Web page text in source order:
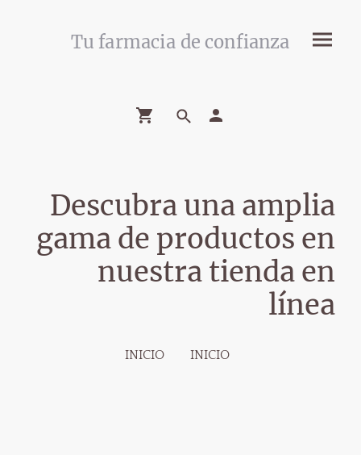
Tu farmacia de confianza
Descubra una amplia
gama de productos en
nuestra tienda en
línea
INICIO INICIO